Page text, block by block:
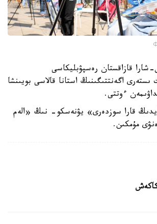
قازاقستان رەسپۋبليكاسى
اگەنتتىگىنىڭ استانا قالاسى بويىنشا
ءوتتى.
قارا سوزدەرى» يۋنەسكو- نىڭ «الەم
مۇمكىن.